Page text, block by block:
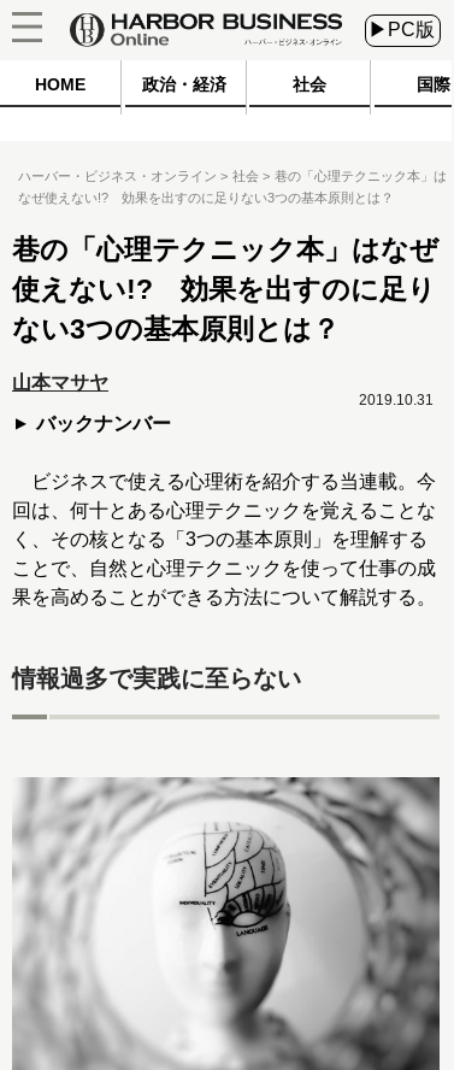
▶PC版
HOME 政治・経済 社会 国際
ハーバー・ビジネス・オンライン 社会
巷の「心理テクニック本」は
なぜ使えない!? 効果を出すのに足りない3つの基本原則とは？
巷の「心理テクニック本」はなぜ
使えない!? 効果を出すのに足り
ない3つの基本原則とは？
山本マサヤ
バックナンバー
2019.10.31
ビジネスで使える心理術を紹介する当連載。今
回は、何十とある心理テクニックを覚えることな
く、その核となる「3つの基本原則」を理解する
ことで、自然と心理テクニックを使って仕事の成
果を高めることができる方法について解説する。
情報過多で実践に至らない